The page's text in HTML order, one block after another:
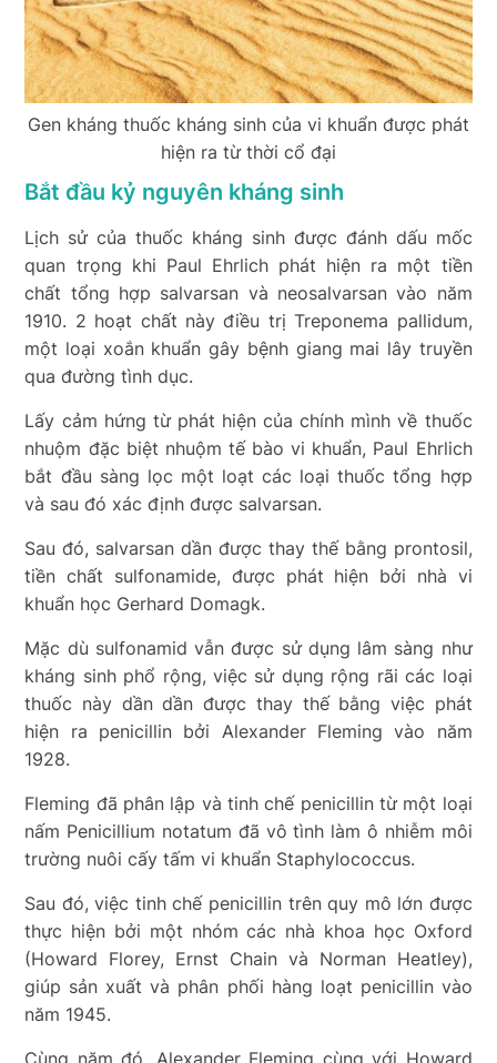
Gen kháng thuốc kháng sinh của vi khuẩn được phát
hiện ra từ thời cổ đại
Bắt đầu kỷ nguyên kháng sinh
Lịch sử của thuốc kháng sinh được đánh dấu mốc
quan trọng khi Paul Ehrlich phát hiện ra một tiền
chất tổng hợp salvarsan và neosalvarsan vào năm
1910. 2 hoạt chất này điều trị Treponema pallidum,
một loại xoắn khuẩn gây bệnh giang mai lây truyền
qua đường tình dục.
Lấy cảm hứng từ phát hiện của chính mình về thuốc
nhuộm đặc biệt nhuộm tế bào vi khuẩn, Paul Ehrlich
bắt đầu sàng lọc một loạt các loại thuốc tổng hợp
và sau đó xác định được salvarsan.
Sau đó, salvarsan dần được thay thế bằng prontosil,
tiền chất sulfonamide, được phát hiện bởi nhà vi
khuẩn học Gerhard Domagk.
Mặc dù sulfonamid vẫn được sử dụng lâm sàng như
kháng sinh phổ rộng, việc sử dụng rộng rãi các loại
thuốc này dần dần được thay thế bằng việc phát
hiện ra penicillin bởi Alexander Fleming vào năm
1928.
Fleming đã phân lập và tinh chế penicillin từ một loại
nấm Penicillium notatum đã vô tình làm ô nhiễm môi
trường nuôi cấy tấm vi khuẩn Staphylococcus.
Sau đó, việc tinh chế penicillin trên quy mô lớn được
thực hiện bởi một nhóm các nhà khoa học Oxford
(Howard Florey, Ernst Chain và Norman Heatley),
giúp sản xuất và phân phối hàng loạt penicillin vào
năm 1945.
Cùng năm đó, Alexander Fleming cùng với Howard